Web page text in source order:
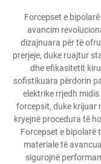
Forcepset e
avancim
dizajnuara për të
prerjeje, duke ruajtur
dhe efikasitetit
sofistikuara përdorin
elektrike rrjedh
forcepsit, duke krijuar
kryejnë procedura të
Forcepset e bipolarë
materiale të
sigurojnë